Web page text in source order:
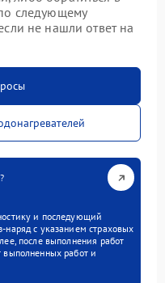
следующему
не нашли ответ на
и последующий
наряд с указанием страховых
после выполнения работ
выполненных работ и